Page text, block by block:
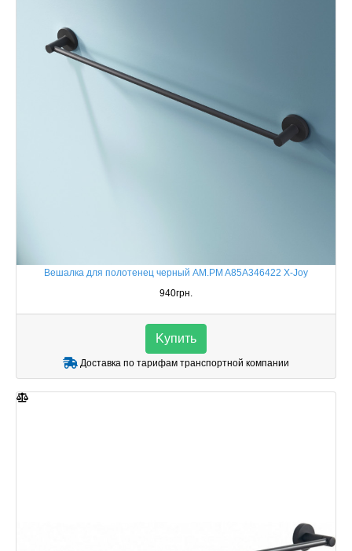
Вешалка для полотенец черный AM.PM A85A346422 X-Joy
940грн.
Kупить
Доставка по тарифам транспортной компании